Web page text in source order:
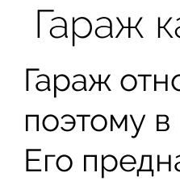
Гараж
Гараж
поэтому
Его